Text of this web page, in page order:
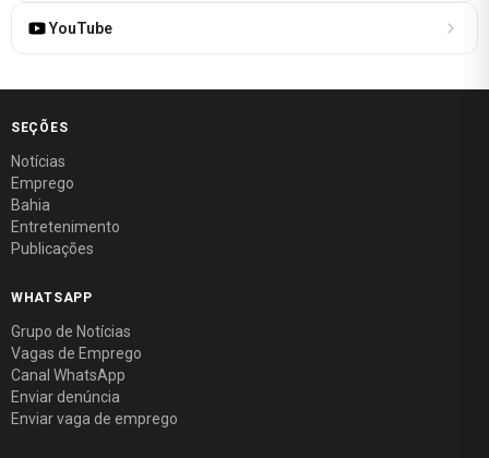
YouTube
SEÇÕES
Notícias
Emprego
Bahia
Entretenimento
Publicações
WHATSAPP
Grupo de Notícias
Vagas de Emprego
Canal WhatsApp
Enviar denúncia
Enviar vaga de emprego